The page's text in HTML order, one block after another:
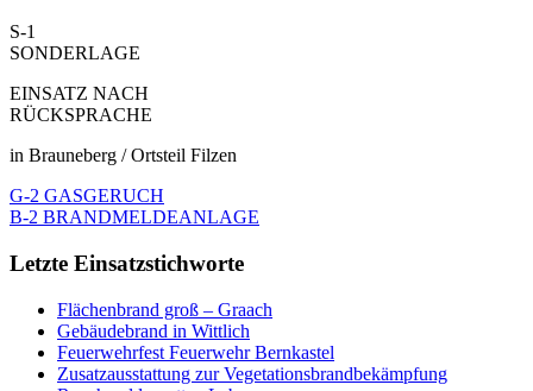
S-1
SONDERLAGE
EINSATZ NACH
RÜCKSPRACHE
in Brauneberg / Ortsteil Filzen
G-2 GASGERUCH
B-2 BRANDMELDEANLAGE
Letzte Einsatzstichworte
Flächenbrand groß – Graach
Gebäudebrand in Wittlich
Feuerwehrfest Feuerwehr Bernkastel
Zusatzausstattung zur Vegetationsbrandbekämpfung